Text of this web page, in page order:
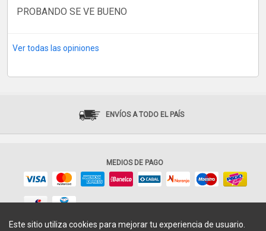
PROBANDO SE VE BUENO
Ver todas las opiniones
ENVÍOS A TODO EL PAÍS
MEDIOS DE PAGO
Este sitio utiliza cookies para mejorar tu experiencia de usuario.